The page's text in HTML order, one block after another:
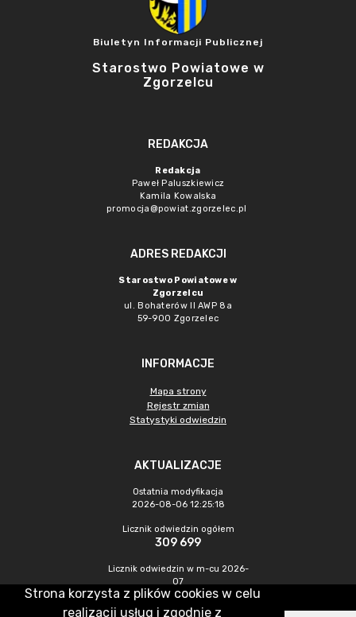
Biuletyn Informacji Publicznej
Starostwo Powiatowe w
Zgorzelcu
REDAKCJA
Redakcja
Paweł Paluszkiewicz
Kamila Kowalska
promocja@powiat.zgorzelec.pl
ADRES REDAKCJI
Starostwo Powiatowe w
Zgorzelcu
ul. Bohaterów II AWP 8a
59-900 Zgorzelec
INFORMACJE
Mapa strony
Rejestr zmian
Statystyki odwiedzin
AKTUALIZACJE
Ostatnia modyfikacja
2026-08-06 12:25:18
Licznik odwiedzin ogółem
309 699
Licznik odwiedzin w m-cu 2026-
07
397
Strona korzysta z plików cookies w celu
realizacji usług i zgodnie z